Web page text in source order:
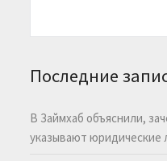
Последние
В Займхаб объяснили,
указывают юридические